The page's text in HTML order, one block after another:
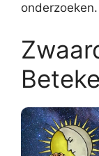
onderzoeken.